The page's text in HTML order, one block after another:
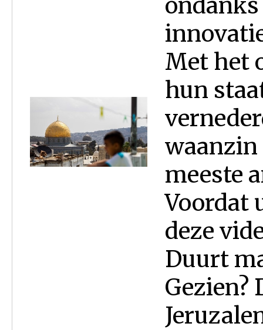
Met het
hun
waanzin
meeste
Voordat
deze
Duurt
Gezien?